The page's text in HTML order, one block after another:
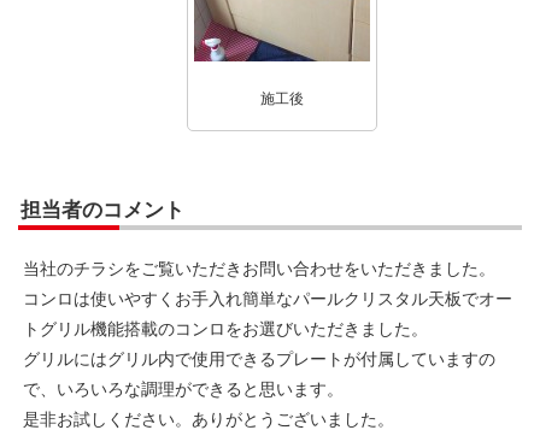
施工後
担当者のコメント
当社のチラシをご覧いただきお問い合わせをいただきました。
コンロは使いやすくお手入れ簡単なパールクリスタル天板でオー
トグリル機能搭載のコンロをお選びいただきました。
グリルにはグリル内で使用できるプレートが付属していますの
で、いろいろな調理ができると思います。
是非お試しください。ありがとうございました。